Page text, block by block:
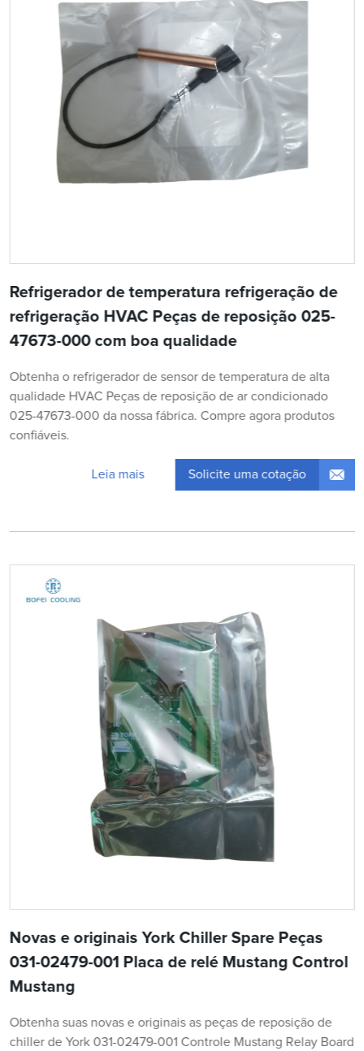
Refrigerador de temperatura refrigeração de
refrigeração HVAC Peças de reposição 025-
47673-000 com boa qualidade
Obtenha o refrigerador de sensor de temperatura de alta
qualidade HVAC Peças de reposição de ar condicionado
025-47673-000 da nossa fábrica. Compre agora produtos
confiáveis.
Leia mais Solicite uma cotação
Novas e originais York Chiller Spare Peças
031-02479-001 Placa de relé Mustang Control
Mustang
Obtenha suas novas e originais as peças de reposição de
chiller de York 031-02479-001 Controle Mustang Relay Board